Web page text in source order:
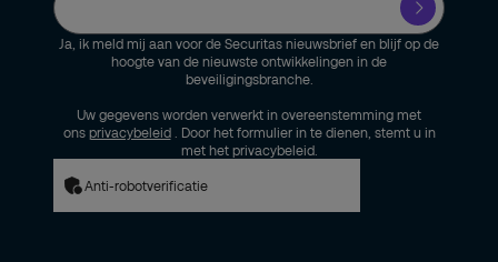
Ja, ik meld mij aan voor de Securitas nieuwsbrief en blijf op de
hoogte van de nieuwste ontwikkelingen in de
beveiligingsbranche.
Uw gegevens worden verwerkt in overeenstemming met
ons privacybeleid
. Door het formulier in te dienen, stemt u in
met het privacybeleid.
Anti-robotverificatie